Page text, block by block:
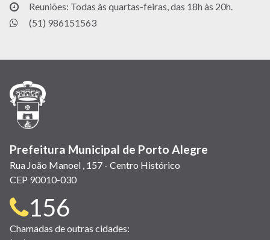
Reuniões: Todas às quartas-feiras, das 18h às 20h.
(51) 986151563
Prefeitura Municipal de Porto Alegre
Rua João Manoel , 157 - Centro Histórico
CEP 90010-030
Telefone
para
156
Chamadas de outras cidades: